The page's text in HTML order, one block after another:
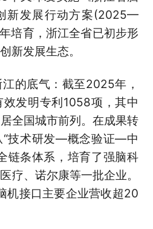
新发展行动方案(2025—
培育，浙江全省已初步形
新发展生态。
的底气：截至2025年，
发明专利1058项，其中
全国城市前列。在成果转
“技术研发—概念验证—中
链条体系，培育了强脑科
疗、诺尔康等一批企业。
机接口主要企业营收超20